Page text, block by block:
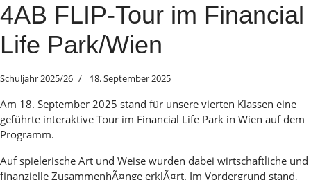
4AB FLIP-Tour im Financial
Life Park/Wien
Schuljahr 2025/26 18. September 2025
Am 18. September 2025 stand für unsere vierten Klassen eine
geführte interaktive Tour im Financial Life Park in Wien auf dem
Programm.
Auf spielerische Art und Weise wurden dabei wirtschaftliche und
finanzielle ZusammenhÃ¤nge erklÃ¤rt. Im Vordergrund stand,